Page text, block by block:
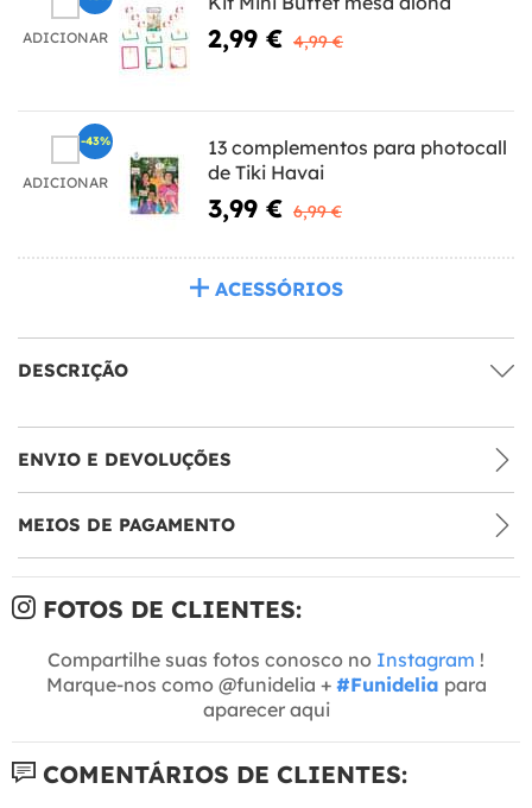
ADICIONAR 2,99 € 4,99 €
ADICIONAR
13 complementos para photocall
de Tiki Havai
3,99 € 6,99 €
-43%
ACESSÓRIOS
DESCRIÇÃO
ENVIO E DEVOLUÇÕES
MEIOS DE PAGAMENTO
FOTOS DE CLIENTES:
Compartilhe suas fotos conosco no Instagram !
Marque-nos como @funidelia + #Funidelia para
aparecer aqui
COMENTÁRIOS DE CLIENTES: